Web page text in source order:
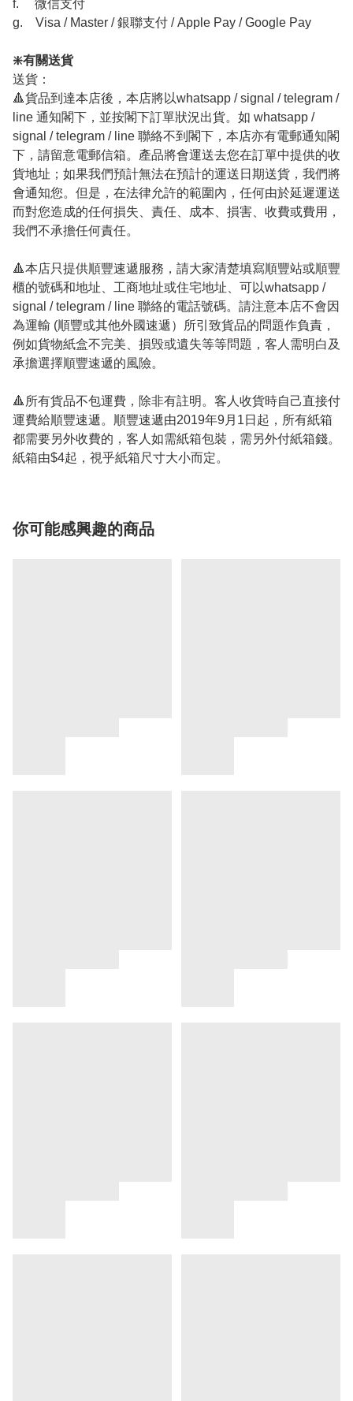
f. 微信支付
g. Visa / Master / 銀聯支付 / Apple Pay / Google Pay
❇️有關送貨
送貨：
🔺貨品到達本店後，本店將以whatsapp / signal / telegram /
line 通知閣下，並按閣下訂單狀況出貨。如 whatsapp /
signal / telegram / line 聯絡不到閣下，本店亦有電郵通知閣
下，請留意電郵信箱。產品將會運送去您在訂單中提供的收
貨地址；如果我們預計無法在預計的運送日期送貨，我們將
會通知您。但是，在法律允許的範圍內，任何由於延遲運送
而對您造成的任何損失、責任、成本、損害、收費或費用，
我們不承擔任何責任。
🔺本店只提供順豐速遞服務，請大家清楚填寫順豐站或順豐
櫃的號碼和地址、工商地址或住宅地址、可以whatsapp /
signal / telegram / line 聯絡的電話號碼。請注意本店不會因
為運輸 (順豐或其他外國速遞）所引致貨品的問題作負責，
例如貨物紙盒不完美、損毁或遺失等等問題，客人需明白及
承擔選擇順豐速遞的風險。
🔺所有貨品不包運費，除非有註明。客人收貨時自己直接付
運費給順豐速遞。順豐速遞由2019年9月1日起，所有紙箱
都需要另外收費的，客人如需紙箱包裝，需另外付紙箱錢。
紙箱由$4起，視乎紙箱尺寸大小而定。
你可能感興趣的商品